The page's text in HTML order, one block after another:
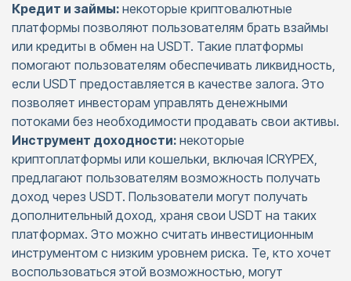
Кредит и займы: некоторые криптовалютные
платформы позволяют пользователям брать взаймы
или кредиты в обмен на USDT. Такие платформы
помогают пользователям обеспечивать ликвидность,
если USDT предоставляется в качестве залога. Это
позволяет инвесторам управлять денежными
потоками без необходимости продавать свои активы.
Инструмент доходности: некоторые
криптоплатформы или кошельки, включая ICRYPEX,
предлагают пользователям возможность получать
доход через USDT. Пользователи могут получать
дополнительный доход, храня свои USDT на таких
платформах. Это можно считать инвестиционным
инструментом с низким уровнем риска. Те, кто хочет
воспользоваться этой возможностью, могут